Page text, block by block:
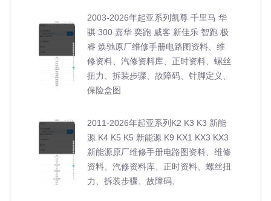
2003-2026年起亚系列凯尊 千里马 华
骐 300 嘉华 奕跑 威客 新佳乐 智跑 极
睿 焕驰原厂维修手册电路图资料、维
修资料、汽修资料库、正时资料、螺丝
扭力、拆装步骤、故障码、针脚定义、
保险盒图
2011-2026年起亚系列K2 K3 K3 新能
源 K4 K5 K5 新能源 K9 KX1 KX3 KX3
新能源原厂维修手册电路图资料、维修
资料、汽修资料库、正时资料、螺丝扭
力、拆装步骤、故障码、